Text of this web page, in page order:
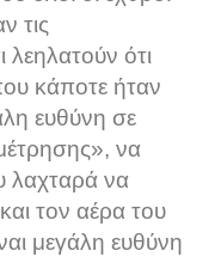
τις
λεηλατούν ότι
κάποτε ήταν
ευθύνη σε
να
λαχταρά να
τον αέρα του
μεγάλη ευθύνη